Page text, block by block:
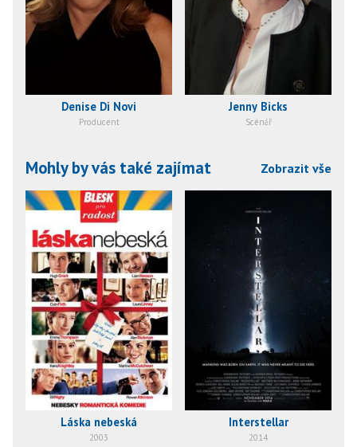
Denise Di Novi
Producent
Jenny Bicks
Scénář
Mohly by vás také zajímat Zobrazit vše
Láska nebeská
2003
Interstellar
2014